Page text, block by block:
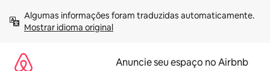
para
Mostrar idioma original
Anuncie seu espaço no Airbnb